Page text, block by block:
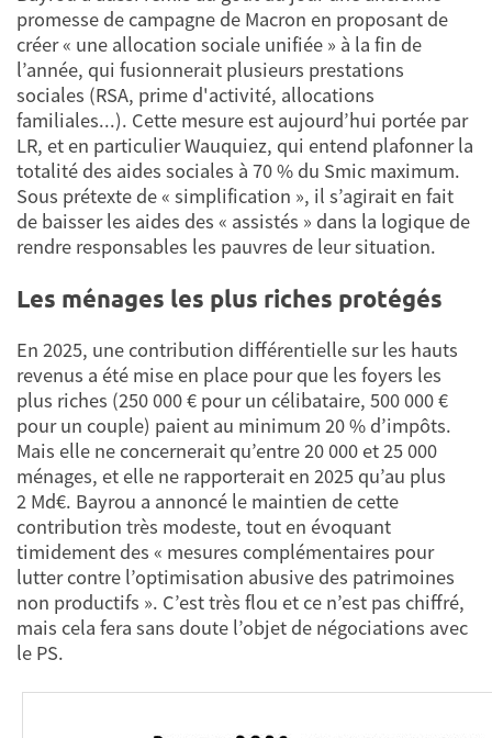
promesse de campagne de Macron en proposant de
créer « une allocation sociale unifiée » à la fin de
l’année, qui fusionnerait plusieurs prestations
sociales (RSA, prime d'activité, allocations
familiales...). Cette mesure est aujourd’hui portée par
LR, et en particulier Wauquiez, qui entend plafonner la
totalité des aides sociales à 70 % du Smic maximum.
Sous prétexte de « simplification », il s’agirait en fait
de baisser les aides des « assistés » dans la logique de
rendre responsables les pauvres de leur situation.
Les ménages les plus riches protégés
En 2025, une contribution différentielle sur les hauts
revenus a été mise en place pour que les foyers les
plus riches (250 000 € pour un célibataire, 500 000 €
pour un couple) paient au minimum 20 % d’impôts.
Mais elle ne concernerait qu’entre 20 000 et 25 000
ménages, et elle ne rapporterait en 2025 qu’au plus
2 Md€. Bayrou a annoncé le maintien de cette
contribution très modeste, tout en évoquant
timidement des « mesures complémentaires pour
lutter contre l’optimisation abusive des patrimoines
non productifs ». C’est très flou et ce n’est pas chiffré,
mais cela fera sans doute l’objet de négociations avec
le PS.